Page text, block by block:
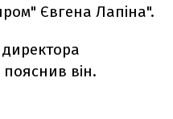
Євгена Лапіна".
директора
він.